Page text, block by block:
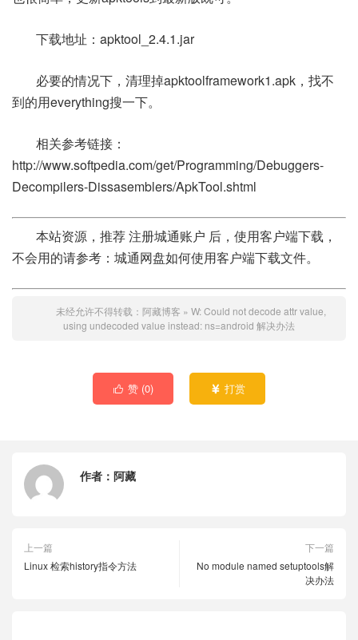
下载地址：apktool_2.4.1.jar
必要的情况下，清理掉apktoolframework1.apk，找不
到的用everything搜一下。
相关参考链接：
http://www.softpedia.com/get/Programming/Debuggers-
Decompilers-Dissasemblers/ApkTool.shtml
本站资源，推荐 注册城通账户 后，使用客户端下载，
不会用的请参考：城通网盘如何使用客户端下载文件。
未经允许不得转载： 阿藏博客 » W: Could not decode attr value,
using undecoded value instead: ns=android 解决办法
 赞 (0)  打赏
作者： 阿藏
上一篇
Linux 检索history指令方法
下一篇
No module named setuptools解
决办法